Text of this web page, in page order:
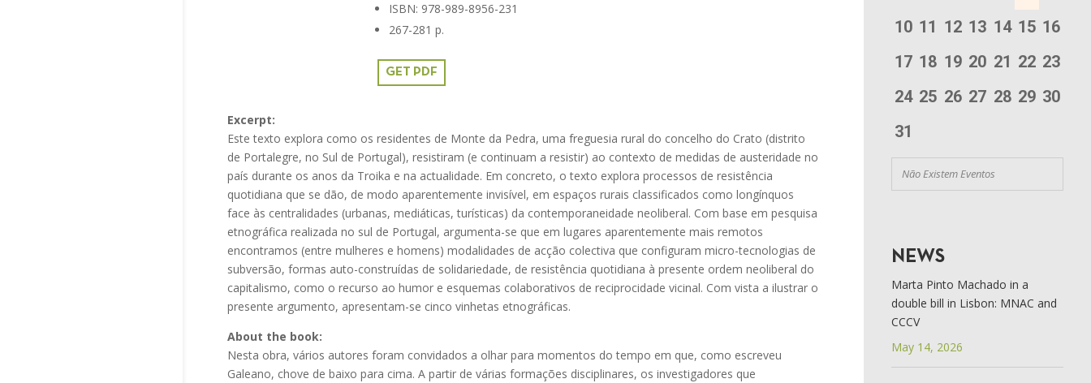
ISBN: 978-989-8956-231
267-281 p.
GET PDF
Excerpt:
Este texto explora como os residentes de Monte da Pedra, uma freguesia rural do concelho do Crato (distrito
de Portalegre, no Sul de Portugal), resistiram (e continuam a resistir) ao contexto de medidas de austeridade no
país durante os anos da Troika e na actualidade. Em concreto, o texto explora processos de resistência
quotidiana que se dão, de modo aparentemente invisível, em espaços rurais classificados como longínquos
face às centralidades (urbanas, mediáticas, turísticas) da contemporaneidade neoliberal. Com base em pesquisa
etnográfica realizada no sul de Portugal, argumenta-se que em lugares aparentemente mais remotos
encontramos (entre mulheres e homens) modalidades de acção colectiva que configuram micro-tecnologias de
subversão, formas auto-construídas de solidariedade, de resistência quotidiana à presente ordem neoliberal do
capitalismo, como o recurso ao humor e esquemas colaborativos de reciprocidade vicinal. Com vista a ilustrar o
presente argumento, apresentam-se cinco vinhetas etnográficas.
About the book:
Nesta obra, vários autores foram convidados a olhar para momentos do tempo em que, como escreveu
Galeano, chove de baixo para cima. A partir de várias formações disciplinares, os investigadores que
10 11 12 13 14 15 16
17 18 19 20 21 22 23
24 25 26 27 28 29 30
31
Não Existem Eventos
NEWS
Marta Pinto Machado in a
double bill in Lisbon: MNAC and
CCCV
May 14, 2026